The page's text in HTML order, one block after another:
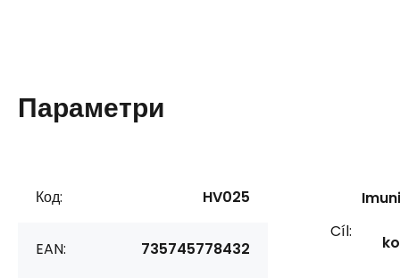
Параметри
Код: HV025
EAN: 735745778432
Cíl: